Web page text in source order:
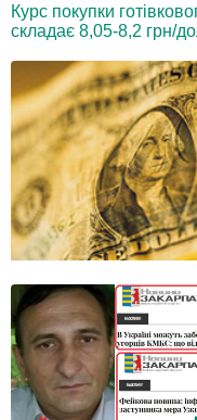
Курс покупки
складає 8,05-8,2 грн/